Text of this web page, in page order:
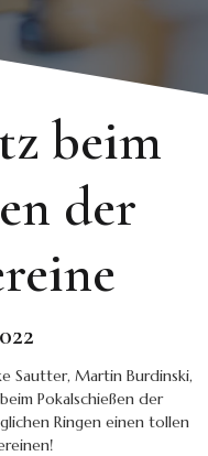
beim
der
Sautter, Martin Burdinski,
Pokalschießen der
Ringen einen tollen